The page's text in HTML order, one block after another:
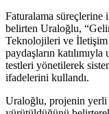
Faturalama süreçlerine
belirten Uraloğlu,
Teknolojileri ve İletişim
paydaşların
testleri yönetilerek
ifadelerini kullandı.
Uraloğlu, projenin yerli